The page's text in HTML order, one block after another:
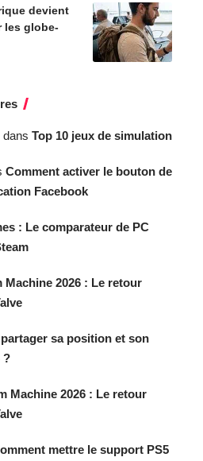
devient
les globe-
dans Top 10 jeux de simulation
Comment activer le bouton de
Facebook
: Le comparateur de PC
Machine 2026 : Le retour
sa position et son
?
Machine 2026 : Le retour
mettre le support PS5